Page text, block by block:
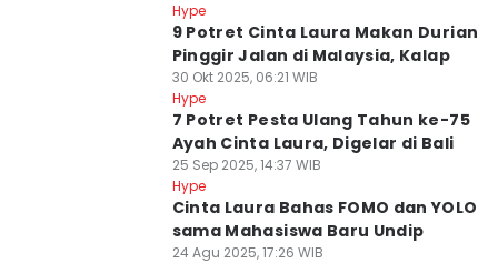
Hype
9 Potret Cinta Laura Makan Durian
Pinggir Jalan di Malaysia, Kalap
30 Okt 2025, 06:21 WIB
Hype
7 Potret Pesta Ulang Tahun ke-75
Ayah Cinta Laura, Digelar di Bali
25 Sep 2025, 14:37 WIB
Hype
Cinta Laura Bahas FOMO dan YOLO
sama Mahasiswa Baru Undip
24 Agu 2025, 17:26 WIB